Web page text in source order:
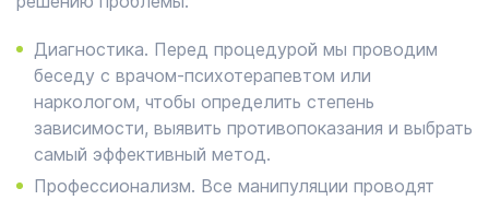
Диагностика. Перед процедурой мы проводим
беседу с врачом-психотерапевтом или
наркологом, чтобы определить степень
зависимости, выявить противопоказания и выбрать
самый эффективный метод.
Профессионализм. Все манипуляции проводят